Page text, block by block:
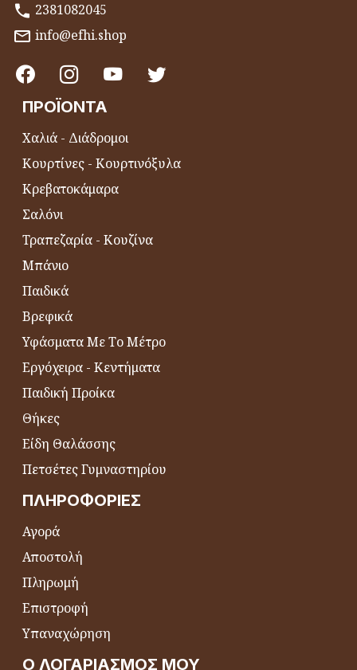
2381082045
info@efhi.shop
ΠΡΟΪΌΝΤΑ
Χαλιά - Διάδρομοι
Κουρτίνες - Κουρτινόξυλα
Κρεβατοκάμαρα
Σαλόνι
Τραπεζαρία - Κουζίνα
Μπάνιο
Παιδικά
Βρεφικά
Υφάσματα Με Το Μέτρο
Εργόχειρα - Κεντήματα
Παιδική Προίκα
Θήκες
Είδη Θαλάσσης
Πετσέτες Γυμναστηρίου
ΠΛΗΡΟΦΟΡΊΕΣ
Αγορά
Αποστολή
Πληρωμή
Επιστροφή
Υπαναχώρηση
Ο ΛΟΓΑΡΙΑΣΜΌΣ ΜΟΥ